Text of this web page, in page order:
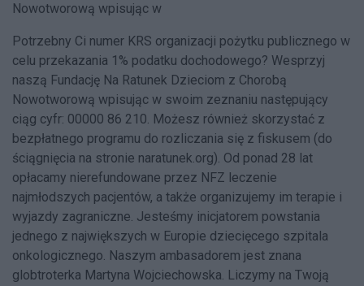
Nowotworową wpisując w
Potrzebny Ci numer KRS organizacji pożytku publicznego w
celu przekazania 1% podatku dochodowego? Wesprzyj
naszą Fundację Na Ratunek Dzieciom z Chorobą
Nowotworową wpisując w swoim zeznaniu następujący
ciąg cyfr: 00000 86 210. Możesz również skorzystać z
bezpłatnego programu do rozliczania się z fiskusem (do
ściągnięcia na stronie naratunek.org). Od ponad 28 lat
opłacamy nierefundowane przez NFZ leczenie
najmłodszych pacjentów, a także organizujemy im terapie i
wyjazdy zagraniczne. Jesteśmy inicjatorem powstania
jednego z największych w Europie dziecięcego szpitala
onkologicznego. Naszym ambasadorem jest znana
globtroterka Martyna Wojciechowska. Liczymy na Twoją